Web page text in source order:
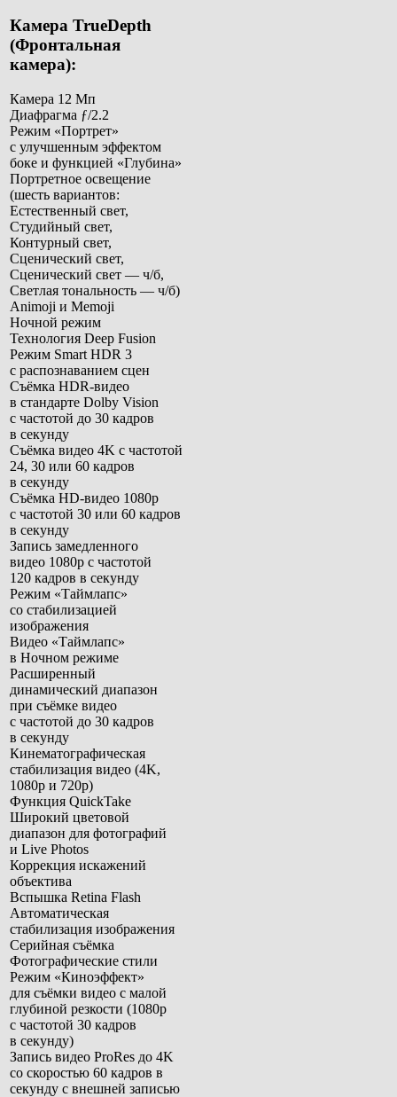
Камера TrueDepth
(Фронтальная
камера):
Камера 12 Мп
Диафрагма ƒ/2.2
Режим «Портрет»
с улучшенным эффектом
боке и функцией «Глубина»
Портретное освещение
(шесть вариантов:
Естественный свет,
Студийный свет,
Контурный свет,
Сценический свет,
Сценический свет — ч/б,
Светлая тональность — ч/б)
Animoji и Memoji
Ночной режим
Технология Deep Fusion
Режим Smart HDR 3
с распознаванием сцен
Съёмка HDR‑видео
в стандарте Dolby Vision
с частотой до 30 кадров
в секунду
Съёмка видео 4K с частотой
24, 30 или 60 кадров
в секунду
Съёмка HD‑видео 1080p
с частотой 30 или 60 кадров
в секунду
Запись замедленного
видео 1080р с частотой
120 кадров в секунду
Режим «Таймлапс»
со стабилизацией
изображения
Видео «Таймлапс»
в Ночном режиме
Расширенный
динамический диапазон
при съёмке видео
с частотой до 30 кадров
в секунду
Кинематографическая
стабилизация видео (4K,
1080p и 720p)
Функция QuickTake
Широкий цветовой
диапазон для фотографий
и Live Photos
Коррекция искажений
объектива
Вспышка Retina Flash
Автоматическая
стабилизация изображения
Серийная съёмка
Фотографические стили
Режим «Киноэффект»
для съёмки видео с малой
глубиной резкости (1080p
с частотой 30 кадров
в секунду)
Запись видео ProRes до 4K
со скоростью 60 кадров в
секунду с внешней записью